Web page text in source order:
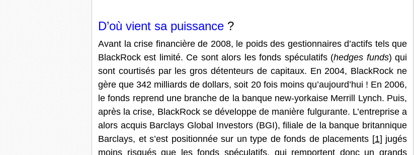
D’où vient sa puissance ?
Avant la crise financière de 2008, le poids des gestionnaires d’actifs tels que
BlackRock est limité. Ce sont alors les fonds spéculatifs (hedges funds) qui
sont courtisés par les gros détenteurs de capitaux. En 2004, BlackRock ne
gère que 342 milliards de dollars, soit 20 fois moins qu’aujourd’hui ! En 2006,
le fonds reprend une branche de la banque new-yorkaise Merrill Lynch. Puis,
après la crise, BlackRock se développe de manière fulgurante. L’entreprise a
alors acquis Barclays Global Investors (BGI), filiale de la banque britannique
Barclays, et s’est positionnée sur un type de fonds de placements [1] jugés
moins risqués que les fonds spéculatifs, qui remportent donc un grands